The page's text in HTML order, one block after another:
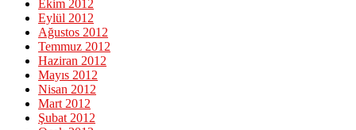
Ekim 2012
Eylül 2012
Ağustos 2012
Temmuz 2012
Haziran 2012
Mayıs 2012
Nisan 2012
Mart 2012
Şubat 2012